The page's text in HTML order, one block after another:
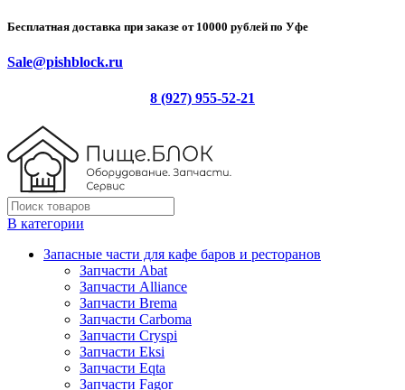
Бесплатная доставка при заказе от 10000 рублей по Уфе
Sale@pishblock.ru
8 (927) 955-52-21
В категории
Запасные части для кафе баров и ресторанов
Запчасти Abat
Запчасти Alliance
Запчасти Brema
Запчасти Carboma
Запчасти Cryspi
Запчасти Eksi
Запчасти Eqta
Запчасти Fagor